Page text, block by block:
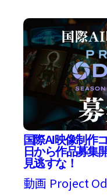
国際AI映像制作
日から作品募集
見逃すな！
動画 Project